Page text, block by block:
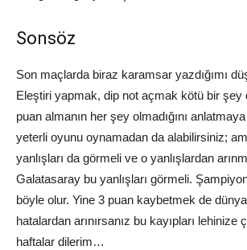
Sonsöz
Son maçlarda biraz karamsar yazdığımı
Eleştiri yapmak, dip not açmak kötü bir şey
puan almanın her şey olmadığını anlatmaya
yeterli oyunu oynamadan da alabilirsiniz;
yanlışları da görmeli ve o yanlışlardan
Galatasaray bu yanlışları görmeli.
böyle olur. Yine 3 puan kaybetmek de
hatalardan arınırsanız bu kayıpları
haftalar dilerim…